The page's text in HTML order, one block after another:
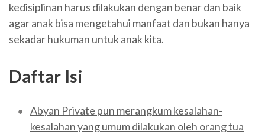
kedisiplinan harus dilakukan dengan benar dan baik
agar anak bisa mengetahui manfaat dan bukan hanya
sekadar hukuman untuk anak kita.
Daftar Isi
Abyan Private pun merangkum kesalahan-
kesalahan yang umum dilakukan oleh orang tua